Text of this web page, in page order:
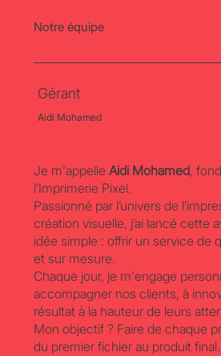
Notre équipe
Gérant
Aidi Mohamed
Je m'appelleAidi Mohamed,
l’Imprimerie Pixel.
Passionné par l’univers de
création visuelle, j’ai lancé cette
idée simple : offrir un service de
et sur mesure.
Chaque jour, je m'engage
accompagner nos clients, à
résultat à la hauteur de leurs
Mon objectif ? Faire de chaque
du premier fichier au produit final.